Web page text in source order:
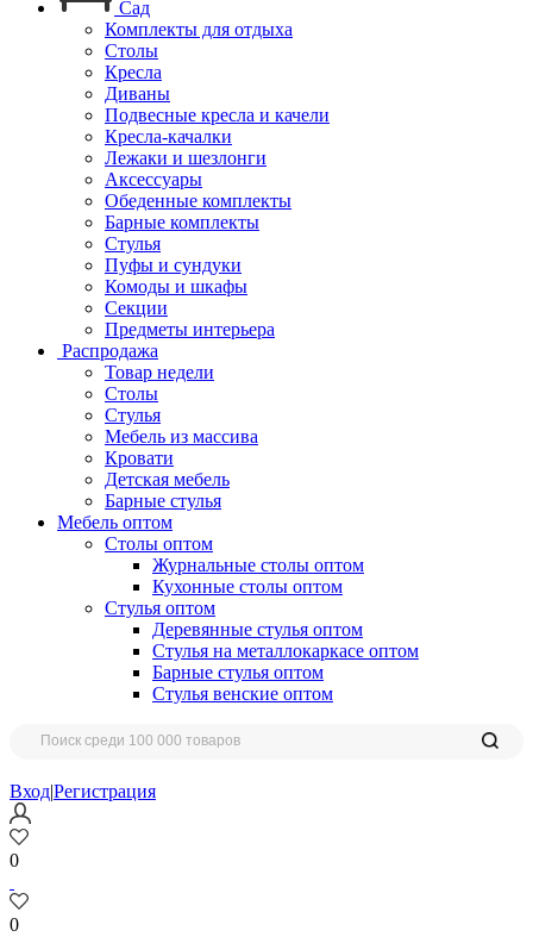
Сад
Комплекты для отдыха
Столы
Кресла
Диваны
Подвесные кресла и качели
Кресла-качалки
Лежаки и шезлонги
Аксессуары
Обеденные комплекты
Барные комплекты
Стулья
Пуфы и сундуки
Комоды и шкафы
Секции
Предметы интерьера
Распродажа
Товар недели
Столы
Стулья
Мебель из массива
Кровати
Детская мебель
Барные стулья
Мебель оптом
Столы оптом
Журнальные столы оптом
Кухонные столы оптом
Стулья оптом
Деревянные стулья оптом
Стулья на металлокаркасе оптом
Барные стулья оптом
Стулья венские оптом
Вход|Регистрация
0
0